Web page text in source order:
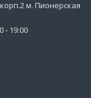
м. Пионерская
- 19:00